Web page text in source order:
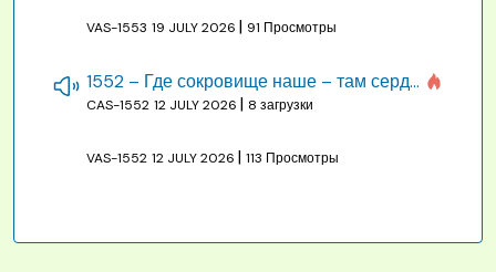
VAS-1553 19 JULY 2026 | 91 Просмотры
1552 – Где сокровище наше – там сердце, там помышления
CAS-1552 12 JULY 2026 | 8 загрузки
VAS-1552 12 JULY 2026 | 113 Просмотры